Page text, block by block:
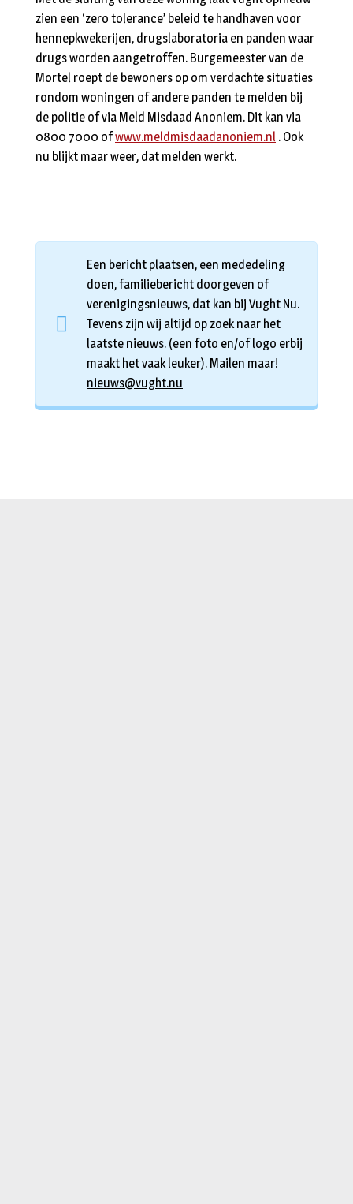
zien een ‘zero tolerance’ beleid te handhaven voor
hennepkwekerijen, drugslaboratoria en panden waar
drugs worden aangetroffen. Burgemeester van de
Mortel roept de bewoners op om verdachte situaties
rondom woningen of andere panden te melden bij
de politie of via Meld Misdaad Anoniem. Dit kan via
0800 7000 ofwww.meldmisdaadanoniem.nl . Ook
nu blijkt maar weer, dat melden werkt.
Een bericht plaatsen, een mededeling
doen, familiebericht doorgeven of
verenigingsnieuws, dat kan bij Vught Nu.
Tevens zijn wij altijd op zoek naar het
laatste nieuws. (een foto en/of logo erbij
maakt het vaak leuker). Mailen maar!
nieuws@vught.nu